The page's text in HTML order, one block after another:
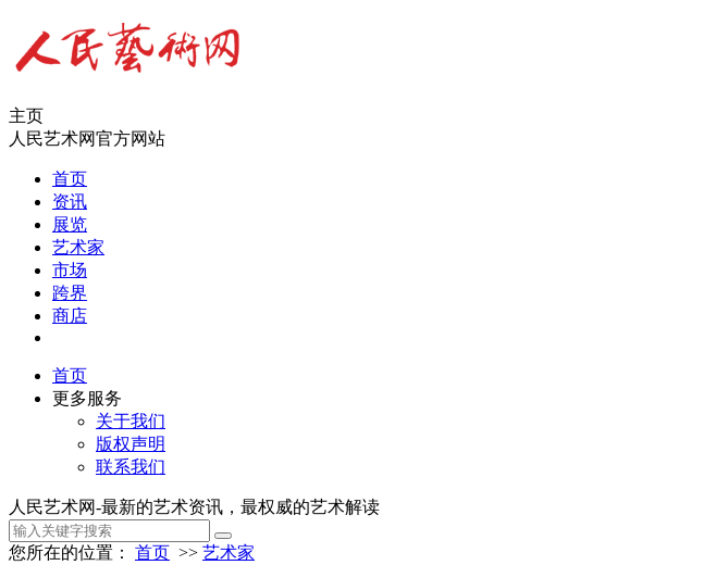
主页
人民艺术网官方网站
首页
资讯
展览
艺术家
市场
跨界
商店
首页
更多服务
关于我们
版权声明
联系我们
人民艺术网-最新的艺术资讯，最权威的艺术解读
您所在的位置： 首页 >> 艺术家